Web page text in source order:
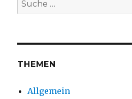
nach:
THEMEN
Allgemein